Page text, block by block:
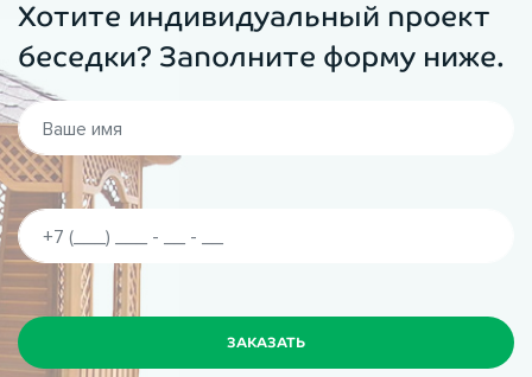
элементы точно и четко подгоняются друг к другу. Они
изготавливаются из качественного металла, что
исключает скрипы и рассыхания узлов и стыков в беседке.
Хотите индивидуальный проект
беседки? Заполните форму ниже.